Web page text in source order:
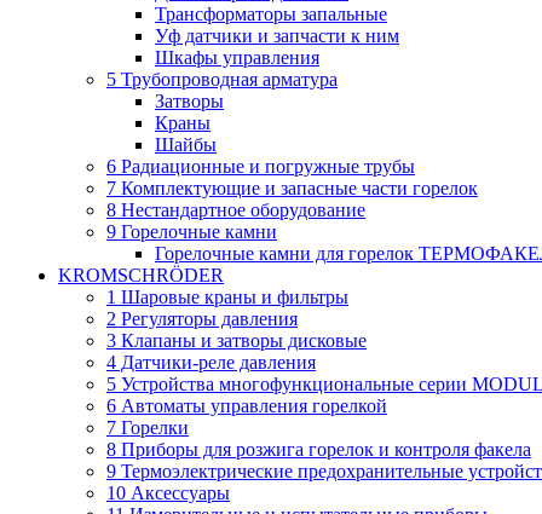
Трансформаторы запальные
Уф датчики и запчасти к ним
Шкафы управления
5 Трубопроводная арматура
Затворы
Краны
Шайбы
6 Радиационные и погружные трубы
7 Комплектующие и запасные части горелок
8 Нестандартное оборудование
9 Горелочные камни
Горелочные камни для горелок
KROMSCHRÖDER
1 Шаровые краны и фильтры
2 Регуляторы давления
3 Клапаны и затворы дисковые
4 Датчики-реле давления
5 Устройства многофункциональные серии
6 Автоматы управления горелкой
7 Горелки
8 Приборы для розжига горелок и контроля факела
9 Термоэлектрические предохранительные
10 Аксессуары